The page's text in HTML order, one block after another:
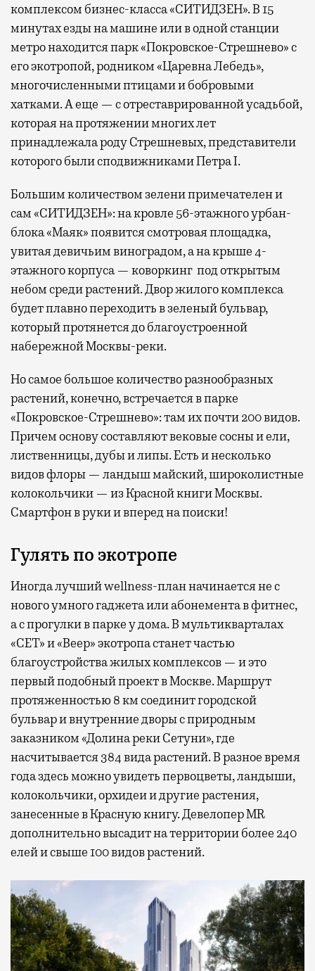
комплексом бизнес-класса «СИТИДЗЕН». В 15
минутах езды на машине или в одной станции
метро находится парк «Покровское-Стрешнево» с
его экотропой, родником «Царевна Лебедь»,
многочисленными птицами и бобровыми
хатками. А еще — с отреставрированной усадьбой,
которая на протяжении многих лет
принадлежала роду Стрешневых, представители
которого были сподвижниками Петра I.
Большим количеством зелени примечателен и
сам «СИТИДЗЕН»: на кровле 56-этажного урбан-
блока «Маяк» появится смотровая площадка,
увитая девичьим виноградом, а на крыше 4-
этажного корпуса — коворкинг под открытым
небом среди растений. Двор жилого комплекса
будет плавно переходить в зеленый бульвар,
который протянется до благоустроенной
набережной Москвы-реки.
Но самое большое количество разнообразных
растений, конечно, встречается в парке
«Покровское-Стрешнево»: там ихпочти 200 видов.
Причем основу составляют вековые сосны и ели,
лиственницы, дубы и липы. Есть и несколько
видов флоры — ландыш майский, широколистные
колокольчики — из Красной книги Москвы.
Смартфон в руки и вперед на поиски!
Гулять по экотропе
Иногда лучший wellness-план начинается не с
нового умного гаджета или абонемента в фитнес,
а с прогулки в парке у дома. В мультикварталах
«СЕТ» и «Веер» экотропа станет частью
благоустройства жилых комплексов — и это
первый подобный проект в Москве. Маршрут
протяженностью 8 км соединит городской
бульвар и внутренние дворы с природным
заказником «Долина реки Сетуни», где
насчитывается 384 вида растений. В разное время
года здесь можно увидеть первоцветы, ландыши,
колокольчики, орхидеи и другие растения,
занесенные в Красную книгу. Девелопер MR
дополнительно высадит на территории более 240
елей и свыше 100 видов растений.